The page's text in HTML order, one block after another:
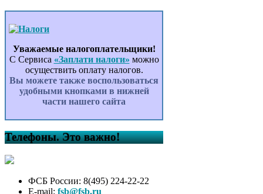
Уважаемые налогоплательщики!
С Сервиса «Заплати налоги» можно
осуществить оплату налогов.
Вы можете также воспользоваться
удобными кнопками в нижней
части нашего сайта
Телефоны. Это важно!
ФСБ России: 8(495) 224-22-22
E-mail: fsb@fsb.ru